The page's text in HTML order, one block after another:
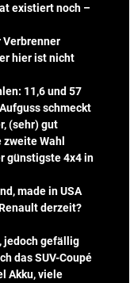
existiert noch –
Verbrenner
hier ist nicht
11,6 und 57
schmeckt
(sehr) gut
Wahl
günstigste 4x4 in
made in USA
derzeit?
jedoch gefällig
das SUV-Coupé
Akku, viele